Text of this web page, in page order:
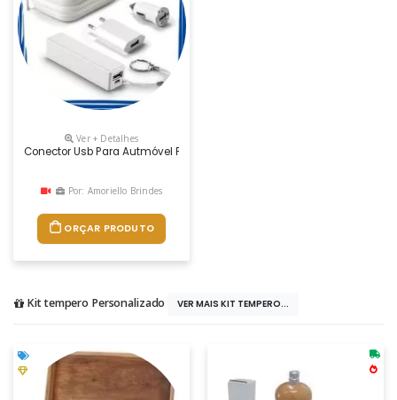
Ver + Detalhes
Conector Usb Para Autmóvel Personalizado
Por: Amoriello Brindes
ORÇAR PRODUTO
Kit tempero Personalizado VER MAIS KIT TEMPERO...